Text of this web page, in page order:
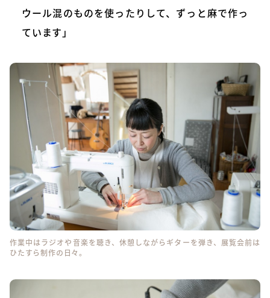
ウール混のものを使ったりして、ずっと麻で作っ
ています」
作業中はラジオや音楽を聴き、休憩しながらギターを弾き、展覧会前は
ひたすら制作の日々。